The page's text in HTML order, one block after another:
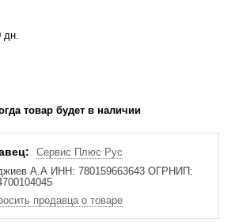
дн.
товар будет в наличии
Сервис Плюс Рус
А.А ИНН: 780159663643 ОГРНИП:
продавца о товаре